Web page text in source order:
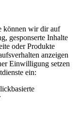
können wir dir auf
gesponserte Inhalte
oder Produkte
anzeigen
Einwilligung setzen
ein: